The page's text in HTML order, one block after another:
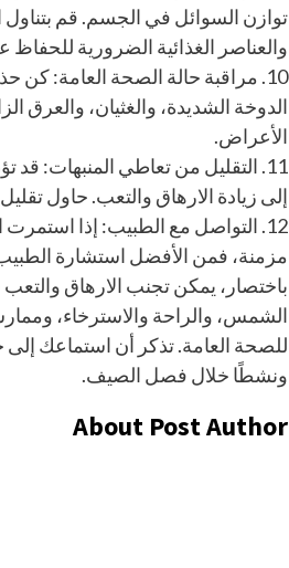
توازن السوائل في الجسم. قم بتناول
والعناصر الغذائية الضرورية للحفاظ
10. مراقبة حالة الصحة العامة:
الدوخة الشديدة، والغثيان،
الأعراض.
11. التقليل من تعاطي المنبهات:
إلى زيادة الارهاق والتعب. حاول
12. التواصل مع الطبيب: إذا
مزمنة، فمن الأفضل استشارة
باختصار، يمكن تجنب الارهاق
الشمس، والراحة والاسترخاء، وممارسة
للصحة العامة. تذكر أن استماعك إلى
ونشطًا خلال فصل الصيف.
About Post Author